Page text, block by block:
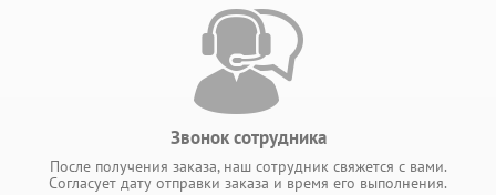
Звонок сотрудника
После получения заказа, наш сотрудник свяжется с вами.
Согласует дату отправки заказа и время его выполнения.